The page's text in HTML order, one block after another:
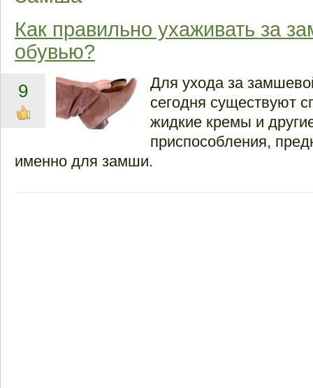
Как правильно ухаживать за
обувью?
9
Для ухода за
сегодня существуют
жидкие кремы и
приспособления,
именно для замши.